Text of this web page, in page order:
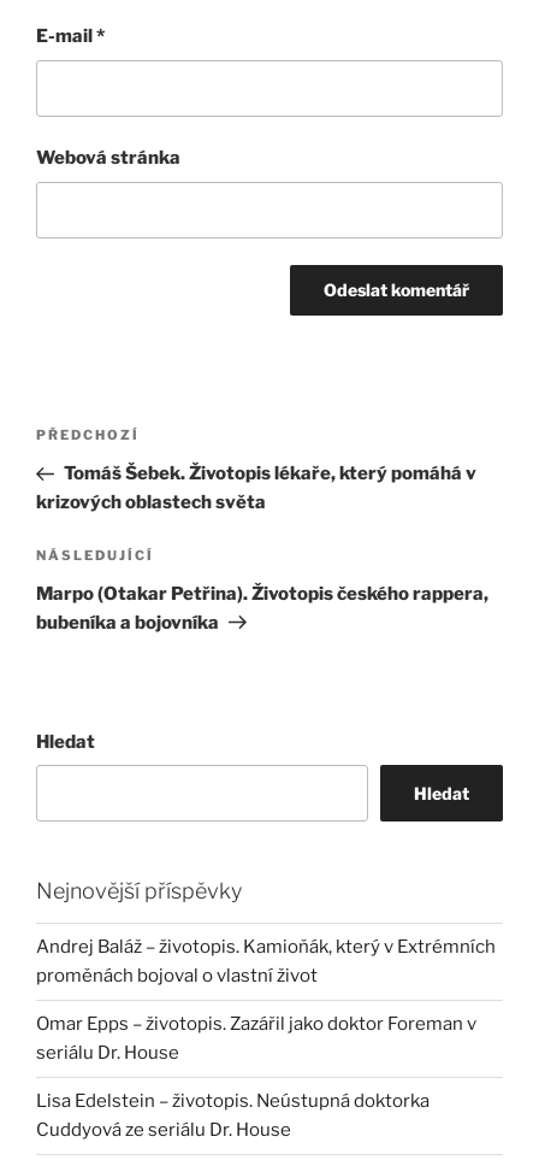
E-mail*
Webová stránka
Navigace
příspěvek
Předchozí
příspěvek
PŘEDCHOZÍ
Tomáš Šebek. Životopis lékaře, který pomáhá v
krizových oblastech světa
Následující
příspěvek
NÁSLEDUJÍCÍ
Marpo (Otakar Petřina). Životopis českého rappera,
bubeníka a bojovníka
Hledat
Hledat
Nejnovější příspěvky
Andrej Baláž – životopis. Kamioňák, který v Extrémních
proměnách bojoval o vlastní život
Omar Epps – životopis. Zazářil jako doktor Foreman v
seriálu Dr. House
Lisa Edelstein – životopis. Neústupná doktorka
Cuddyová ze seriálu Dr. House